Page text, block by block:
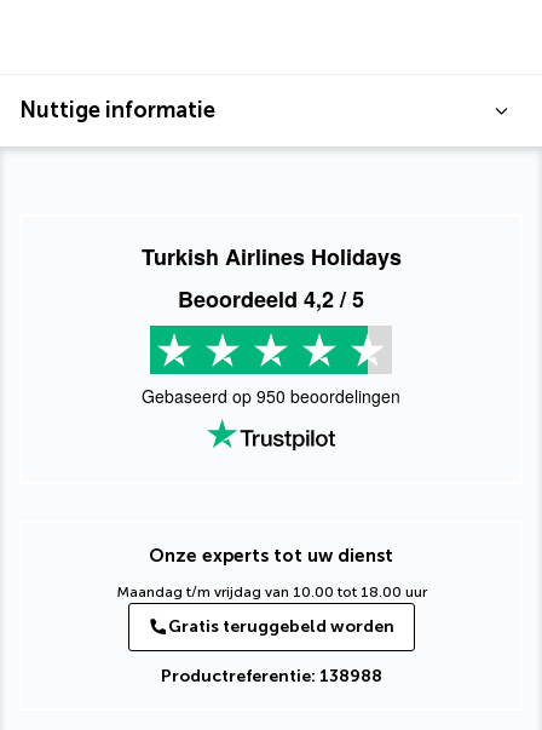
Nuttige informatie
Turkish Airlines Holidays
Beoordeeld 4,2/ 5
Gebaseerd op 950 beoordelingen
Onze experts tot uw dienst
Maandag t/m vrijdag van 10.00 tot 18.00 uur
Gratis teruggebeld worden
Productreferentie: 138988